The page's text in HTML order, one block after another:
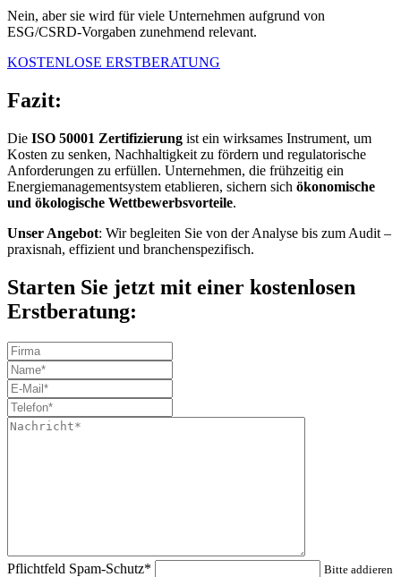
Nein, aber sie wird für viele Unternehmen aufgrund von
ESG/CSRD-Vorgaben zunehmend relevant.
KOSTENLOSE ERSTBERATUNG
Fazit:
Die ISO 50001 Zertifizierung ist ein wirksames Instrument, um
Kosten zu senken, Nachhaltigkeit zu fördern und regulatorische
Anforderungen zu erfüllen. Unternehmen, die frühzeitig ein
Energiemanagementsystem etablieren, sichern sich ökonomische
und ökologische Wettbewerbsvorteile.
Unser Angebot: Wir begleiten Sie von der Analyse bis zum Audit –
praxisnah, effizient und branchenspezifisch.
Starten Sie jetzt mit einer kostenlosen
Erstberatung:
Pflichtfeld Spam-Schutz*
Bitte addieren